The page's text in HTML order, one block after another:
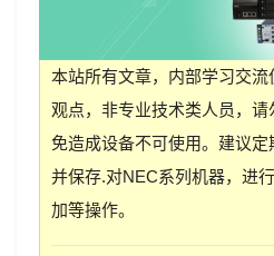
本站所有文章，内部学习交
观点，非专业技术类人员，请
免造成设备不可使用。建议
并保存.对NEC系列机器，进
加等操作。